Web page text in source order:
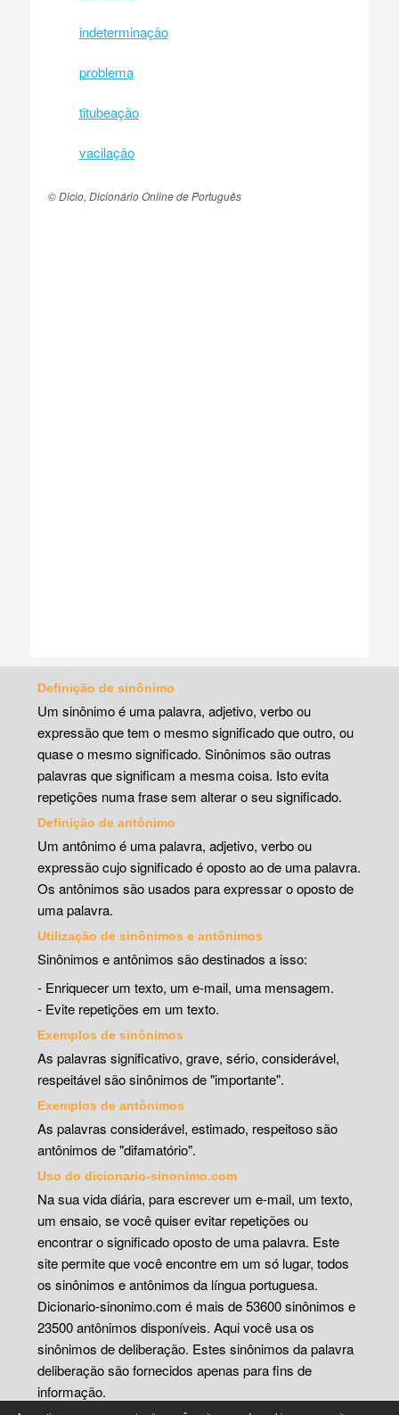
indeterminação
problema
titubeação
vacilação
© Dicio, Dicionário Online de Português
Definição de sinônimo
Um sinônimo é uma palavra, adjetivo, verbo ou
expressão que tem o mesmo significado que outro, ou
quase o mesmo significado. Sinônimos são outras
palavras que significam a mesma coisa. Isto evita
repetições numa frase sem alterar o seu significado.
Definição de antônimo
Um antônimo é uma palavra, adjetivo, verbo ou
expressão cujo significado é oposto ao de uma palavra.
Os antônimos são usados para expressar o oposto de
uma palavra.
Utilização de sinônimos e antônimos
Sinônimos e antônimos são destinados a isso:
- Enriquecer um texto, um e-mail, uma mensagem.
- Evite repetições em um texto.
Exemplos de sinônimos
As palavras significativo, grave, sério, considerável,
respeitável são sinônimos de "importante".
Exemplos de antônimos
As palavras considerável, estimado, respeitoso são
antônimos de "difamatório".
Uso do dicionario-sinonimo.com
Na sua vida diária, para escrever um e-mail, um texto,
um ensaio, se você quiser evitar repetições ou
encontrar o significado oposto de uma palavra. Este
site permite que você encontre em um só lugar, todos
os sinônimos e antônimos da língua portuguesa.
Dicionario-sinonimo.com é mais de 53600 sinônimos e
23500 antônimos disponíveis. Aqui você usa os
sinônimos de deliberação. Estes sinônimos da palavra
deliberação são fornecidos apenas para fins de
informação.